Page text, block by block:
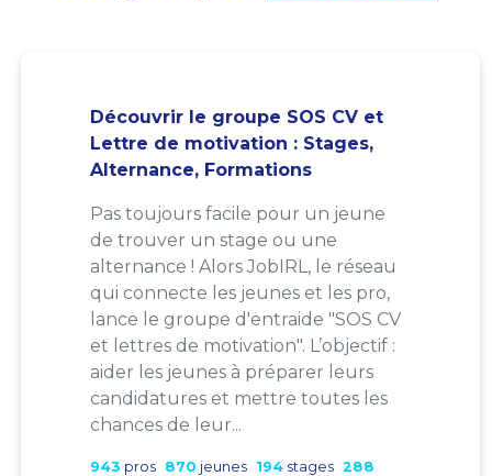
Découvrir le groupe SOS CV et
Lettre de motivation : Stages,
Alternance, Formations
Pas toujours facile pour un jeune
de trouver un stage ou une
alternance ! Alors JobIRL, le réseau
qui connecte les jeunes et les pro,
lance le groupe d'entraide "SOS CV
et lettres de motivation". L’objectif :
aider les jeunes à préparer leurs
candidatures et mettre toutes les
chances de leur...
943 pros 870 jeunes 194 stages 288